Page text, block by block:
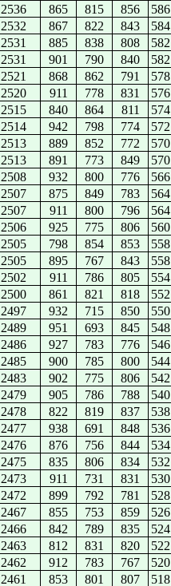
2536 865 815 856 586
2532 867 822 843 584
2531 885 838 808 582
2531 901 790 840 582
2521 868 862 791 578
2520 911 778 831 576
2515 840 864 811 574
2514 942 798 774 572
2513 889 852 772 570
2513 891 773 849 570
2508 932 800 776 566
2507 875 849 783 564
2507 911 800 796 564
2506 925 775 806 560
2505 798 854 853 558
2505 895 767 843 558
2502 911 786 805 554
2500 861 821 818 552
2497 932 715 850 550
2489 951 693 845 548
2486 927 783 776 546
2485 900 785 800 544
2483 902 775 806 542
2479 905 786 788 540
2478 822 819 837 538
2477 938 691 848 536
2476 876 756 844 534
2475 835 806 834 532
2473 911 731 831 530
2472 899 792 781 528
2467 855 753 859 526
2466 842 789 835 524
2463 812 831 820 522
2462 912 783 767 520
2461 853 801 807 518